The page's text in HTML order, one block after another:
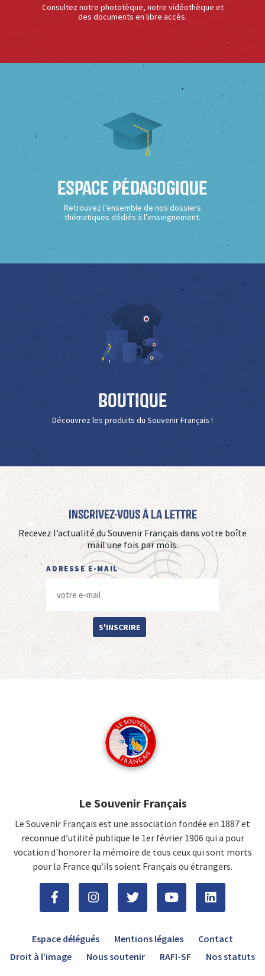
Consultez notre phototèque, notre vidéothèque et
des documents en libre accès.
Espace Pédagogique
Retrouvez l’ensemble de nos dossiers
thématiques dédiés à l’enseignement.
Boutique
Découvrez les produits du Souvenir Français !
Inscrivez-vous à La Lettre
Recevez l’actualité du Souvenir Français dans votre boîte
mail une fois par mois.
ADRESSE E-MAIL
S'INSCRIRE
Le Souvenir Français
Le Souvenir Français est une association fondée en 1887 et
reconnue d’utilité publique le 1er février 1906 qui a pour
vocation d'honorer la mémoire de tous ceux qui sont morts
pour la France qu’ils soient Français ou étrangers.
Espace délégués Mentions légales
Contact
Droit à l’image
Nous soutenir RAFI-SF Nos statuts